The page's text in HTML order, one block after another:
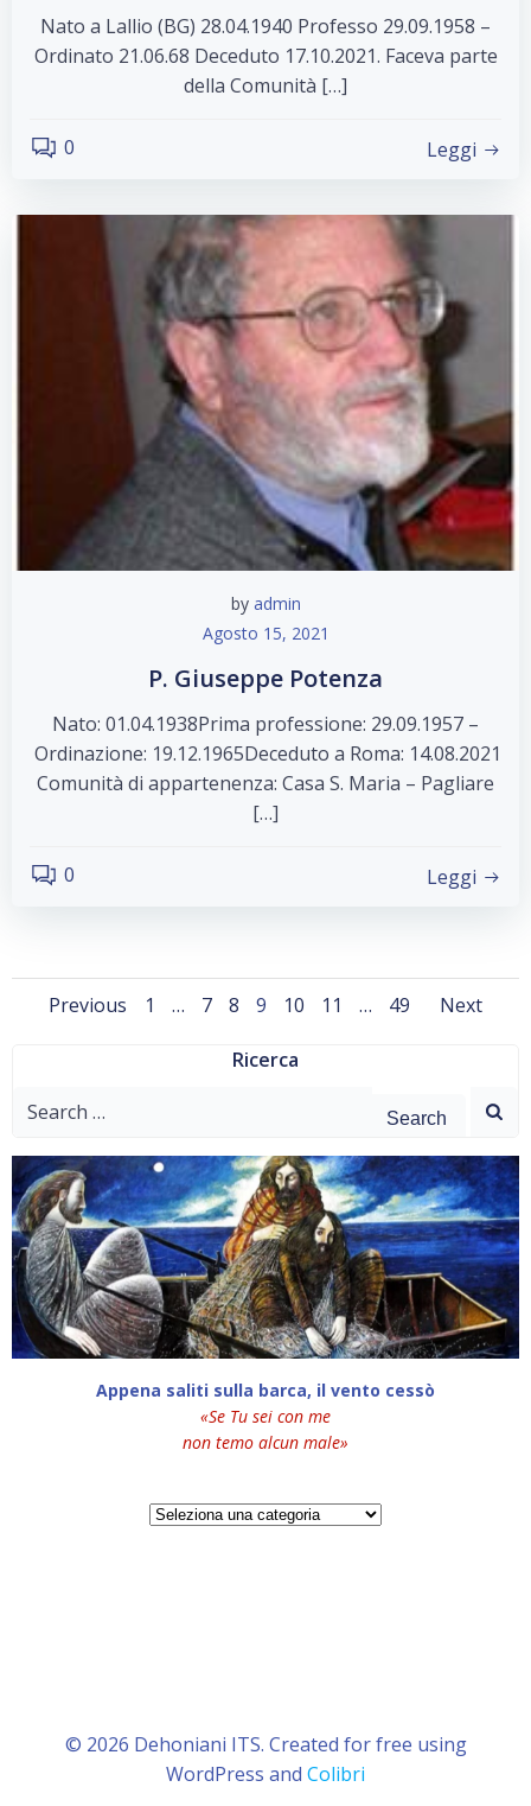
Nato a Lallio (BG) 28.04.1940 Professo 29.09.1958 –
Ordinato 21.06.68 Deceduto 17.10.2021. Faceva parte
della Comunità […]
0 Leggi
by admin
Agosto 15, 2021
P. Giuseppe Potenza
Nato: 01.04.1938Prima professione: 29.09.1957 –
Ordinazione: 19.12.1965Deceduto a Roma: 14.08.2021
Comunità di appartenenza: Casa S. Maria – Pagliare
[…]
0 Leggi
Posts
navigation
Previous
Posts
navigation
Page
1 … Page
7 Page
8 Page
9 Page
10 Page
11 … Page
49 Next
Ricerca
Search
Appena saliti sulla barca, il vento cessò
«Se Tu sei con me
non temo alcun male»
Categorie
© 2026 Dehoniani ITS. Created for free using
WordPress and Colibri